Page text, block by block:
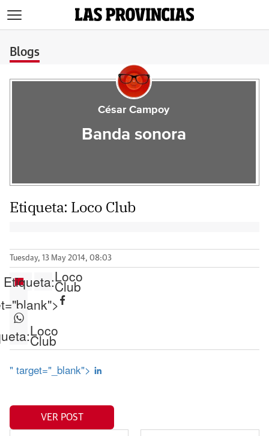
Blogs
César Campoy
Banda sonora
Etiqueta: Loco Club
Tuesday, 13 May 2014, 08:03
Etiqueta:Loco
Club
Loco
Club
" target="_blank">
VER POST